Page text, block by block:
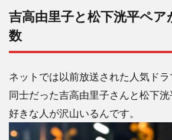
吉高由里子と松下洸平ペア
数
ネットでは以前放送された人気ド
同士だった吉高由里子さんと松下
好きな人が沢山いるんです。